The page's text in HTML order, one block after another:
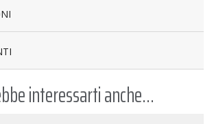
interessarti anche...